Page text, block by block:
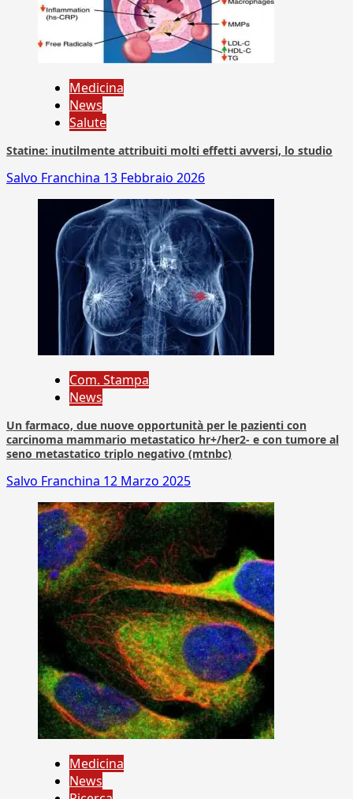
Medicina
News
Salute
Statine: inutilmente attribuiti molti effetti avversi, lo studio
Salvo Franchina 13 Febbraio 2026
Com. Stampa
News
Un farmaco, due nuove opportunità per le pazienti con
carcinoma mammario metastatico hr+/her2- e con tumore al
seno metastatico triplo negativo (mtnbc)
Salvo Franchina 12 Marzo 2025
Medicina
News